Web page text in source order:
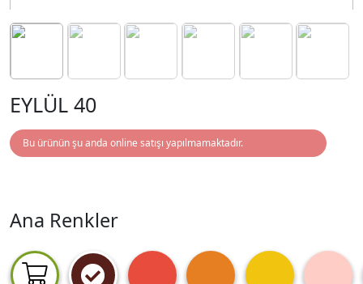
EYLÜL 40
Bu ürünün şu anda online satışı yapılmamaktadır.
Ana Renkler